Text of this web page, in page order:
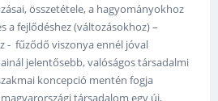
összetétele, a hagyományokhoz
a fejlődéshez (változásokhoz) –
- fűződő viszonya ennél jóval
jelentősebb, valóságos társadalmi
koncepció mentén fogja
társadalom egy új,